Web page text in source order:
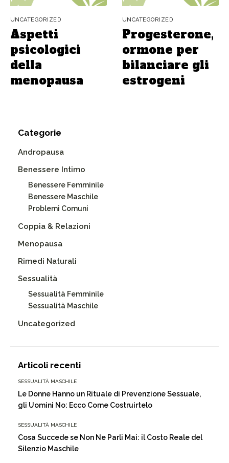
UNCATEGORIZED
Aspetti
psicologici
della
menopausa
UNCATEGORIZED
Progesterone,
ormone per
bilanciare gli
estrogeni
Categorie
Andropausa
Benessere Intimo
Benessere Femminile
Benessere Maschile
Problemi Comuni
Coppia & Relazioni
Menopausa
Rimedi Naturali
Sessualità
Sessualità Femminile
Sessualità Maschile
Uncategorized
Articoli recenti
SESSUALITÀ MASCHILE
Le Donne Hanno un Rituale di Prevenzione Sessuale,
gli Uomini No: Ecco Come Costruirtelo
SESSUALITÀ MASCHILE
Cosa Succede se Non Ne Parli Mai: il Costo Reale del
Silenzio Maschile